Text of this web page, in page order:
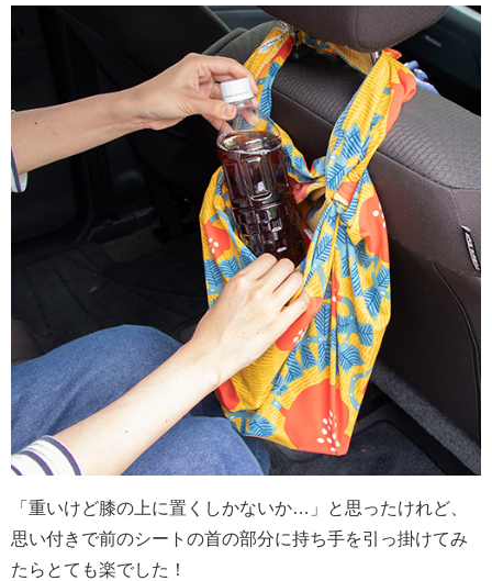
「重いけど膝の上に置くしかないか…」と思ったけれど、
思い付きで前のシートの首の部分に持ち手を引っ掛けてみ
たらとても楽でした！